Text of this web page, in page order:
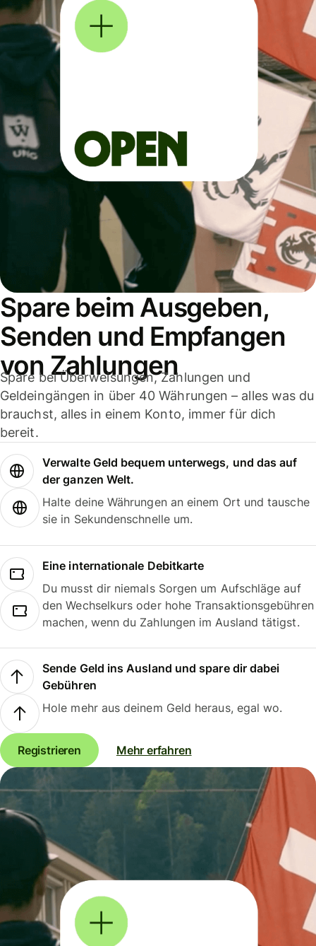
Spare beim Ausgeben,
Senden und Empfangen
von Zahlungen
Spare bei Überweisungen, Zahlungen und
Geldeingängen in über 40 Währungen – alles was du
brauchst, alles in einem Konto, immer für dich
bereit.
Verwalte Geld bequem unterwegs, und das auf
der ganzen Welt.
Halte deine Währungen an einem Ort und tausche
sie in Sekundenschnelle um.
Eine internationale Debitkarte
Du musst dir niemals Sorgen um Aufschläge auf
den Wechselkurs oder hohe Transaktionsgebühren
machen, wenn du Zahlungen im Ausland tätigst.
Sende Geld ins Ausland und spare dir dabei
Gebühren
Hole mehr aus deinem Geld heraus, egal wo.
Registrieren Mehr erfahren